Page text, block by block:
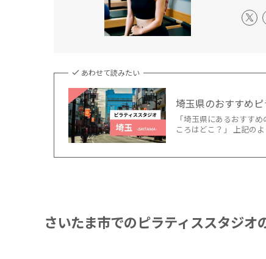
あわせて読みたい
埼玉県のおすすめ
「埼玉県にあるおすす
ころはどこ？」 上記の
さいたま市でのピラティススタジオ